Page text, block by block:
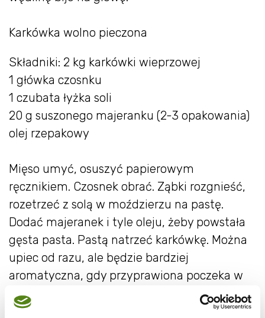
Karkówka wolno pieczona
Składniki: 2 kg karkówki wieprzowej
1 główka czosnku
1 czubata łyżka soli
20 g suszonego majeranku (2-3 opakowania)
olej rzepakowy
Mięso umyć, osuszyć papierowym
ręcznikiem. Czosnek obrać. Ząbki rozgnieść,
rozetrzeć z solą w moździerzu na pastę.
Dodać majeranek i tyle oleju, żeby powstała
gęsta pasta. Pastą natrzeć karkówkę. Można
upiec od razu, ale będzie bardziej
aromatyczna, gdy przyprawiona poczeka w
lodówce 4-6 godzin. Piekarnik ustawić na grill
rozgrzać do 230°C. Mięso ułożyć na kratce